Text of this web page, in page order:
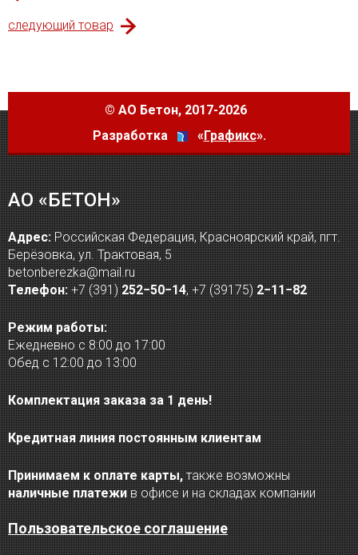
следующий товар
© АО Бетон, 2017-2026
Разработка
«Графикс».
АО «БЕТОН»
Адрес:Российская Федерация, Красноярский край, пгт.
Берёзовка, ул. Трактовая, 5
betonberezka@mail.ru
Телефон: +7 (391)252−50−14,+7 (39175)2−11−82
Режим работы:
Ежедневно с 8:00 до 17:00
Обед с 12:00 до 13:00
Комплектация заказа за 1 день!
Кредитная линия постоянным клиентам
Принимаем к оплате карты,также возможны
наличные платежив офисе и на складах компании
Пользовательское соглашение